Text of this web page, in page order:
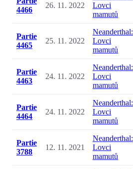
4466
26. 11. 2022
Lovci
mamutů
Partie
4465
25. 11. 2022
Neanderthal:
Lovci
mamutů
Partie
4463
24. 11. 2022
Neanderthal:
Lovci
mamutů
Partie
4464
24. 11. 2022
Neanderthal:
Lovci
mamutů
Partie
3788
12. 11. 2021
Neanderthal:
Lovci
mamutů